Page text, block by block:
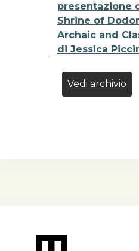
presentazione
Shrine of
Archaic and
di Jessica
Vedi archivio